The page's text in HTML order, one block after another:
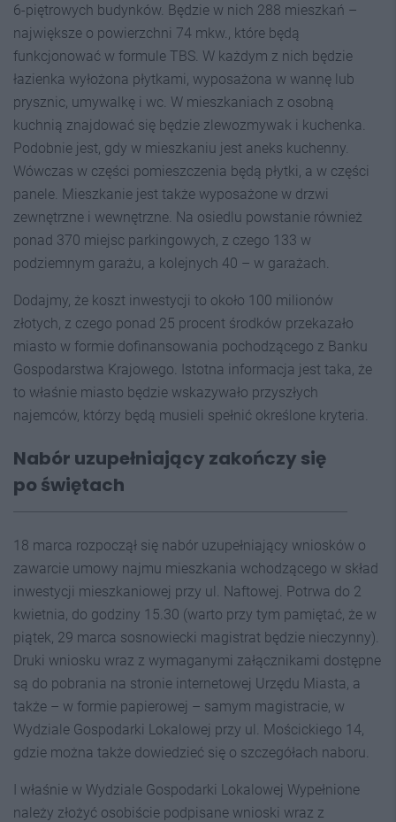
6-piętrowych budynków. Będzie w nich 288 mieszkań –
największe o powierzchni 74 mkw., które będą
funkcjonować w formule TBS. W każdym z nich będzie
łazienka wyłożona płytkami, wyposażona w wannę lub
prysznic, umywalkę i wc. W mieszkaniach z osobną
kuchnią znajdować się będzie zlewozmywak i kuchenka.
Podobnie jest, gdy w mieszkaniu jest aneks kuchenny.
Wówczas w części pomieszczenia będą płytki, a w części
panele. Mieszkanie jest także wyposażone w drzwi
zewnętrzne i wewnętrzne. Na osiedlu powstanie również
ponad 370 miejsc parkingowych, z czego 133 w
podziemnym garażu, a kolejnych 40 – w garażach.
Dodajmy, że koszt inwestycji to około 100 milionów
złotych, z czego ponad 25 procent środków przekazało
miasto w formie dofinansowania pochodzącego z Banku
Gospodarstwa Krajowego. Istotna informacja jest taka, że
to właśnie miasto będzie wskazywało przyszłych
najemców, którzy będą musieli spełnić określone kryteria.
Nabór uzupełniający zakończy się
po świętach
18 marca rozpoczął się nabór uzupełniający wniosków o
zawarcie umowy najmu mieszkania wchodzącego w skład
inwestycji mieszkaniowej przy ul. Naftowej. Potrwa do 2
kwietnia, do godziny 15.30 (warto przy tym pamiętać, że w
piątek, 29 marca sosnowiecki magistrat będzie nieczynny).
Druki wniosku wraz z wymaganymi załącznikami dostępne
są do pobrania na stronie internetowej Urzędu Miasta, a
także – w formie papierowej – samym magistracie, w
Wydziale Gospodarki Lokalowej przy ul. Mościckiego 14,
gdzie można także dowiedzieć się o szczegółach naboru.
I właśnie w Wydziale Gospodarki Lokalowej Wypełnione
należy złożyć osobiście podpisane wnioski wraz z